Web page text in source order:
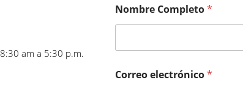
am a 5:30 p.m.
Nombre Completo*
Correo electrónico*